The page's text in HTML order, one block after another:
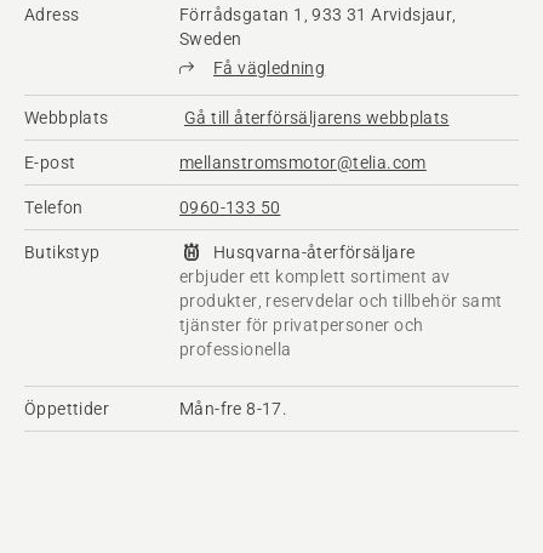
Adress
Förrådsgatan 1, 933 31 Arvidsjaur,
Sweden
Få vägledning
Webbplats Gå till återförsäljarens webbplats
E-post mellanstromsmotor@telia.com
Telefon 0960-133 50
Butikstyp
Husqvarna-återförsäljare
erbjuder ett komplett sortiment av
produkter, reservdelar och tillbehör samt
tjänster för privatpersoner och
professionella
Öppettider Mån-fre 8-17.